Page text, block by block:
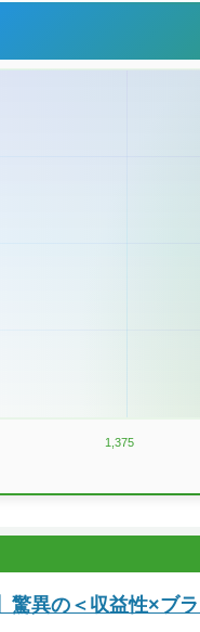
1,375
驚異の＜収益性×ブ